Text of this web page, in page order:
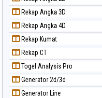
Rekap Angka 3D
Rekap Angka 4D
Rekap Kumat
Rekap CT
Togel Analysis Pro
Generator 2d/3d
Generator Line